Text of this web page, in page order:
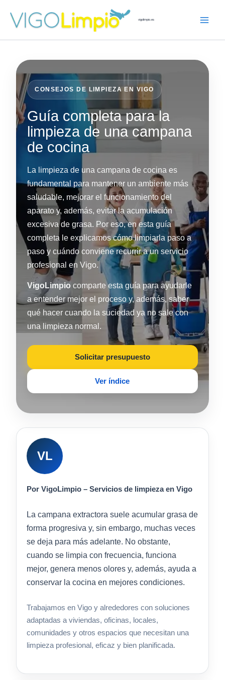
contenido
vigolimpio.es
CONSEJOS DE LIMPIEZA EN VIGO
Guía completa para la
limpieza de una campana
de cocina
La limpieza de una campana de cocina es
fundamental para mantener un ambiente más
saludable, mejorar el funcionamiento del
aparato y, además, evitar la acumulación
excesiva de grasa. Por eso, en esta guía
completa le explicamos cómo limpiarla paso a
paso y cuándo conviene recurrir a un servicio
profesional en Vigo.
VigoLimpio comparte esta guía para ayudarle
a entender mejor el proceso y, además, saber
qué hacer cuando la suciedad ya no sale con
una limpieza normal.
Solicitar presupuesto
Ver índice
VL
Por VigoLimpio – Servicios de limpieza en Vigo
La campana extractora suele acumular grasa de
forma progresiva y, sin embargo, muchas veces
se deja para más adelante. No obstante,
cuando se limpia con frecuencia, funciona
mejor, genera menos olores y, además, ayuda a
conservar la cocina en mejores condiciones.
Trabajamos en Vigo y alrededores con soluciones
adaptadas a viviendas, oficinas, locales,
comunidades y otros espacios que necesitan una
limpieza profesional, eficaz y bien planificada.